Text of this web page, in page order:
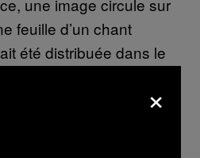
feuille d’un chant
été distribuée dans le
de West Ham :
game.
×